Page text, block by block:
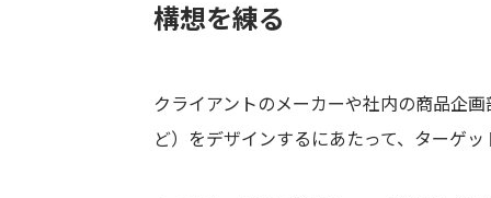
構想を練る
クライアントのメーカーや社内の商品企
ど）をデザインするにあたって、ターゲ